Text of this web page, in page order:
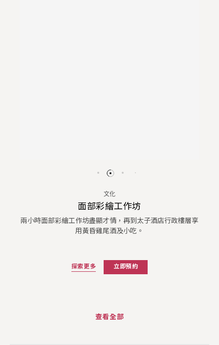
文化
面部彩繪工作坊
兩小時面部彩繪工作坊盡顯才情，再到太子酒店行政樓層享
用黃昏雞尾酒及小吃。
探索更多 立即預約
查看全部